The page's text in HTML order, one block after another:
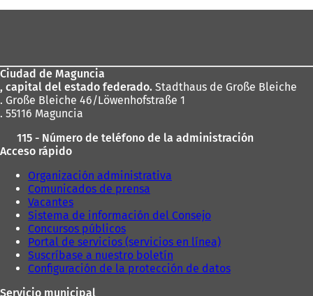
pies
Ciudad de Maguncia
, capital del estado federado. Stadthaus de Große Bleiche
. Große Bleiche 46/Löwenhofstraße 1
. 55116 Maguncia
115 - Número de teléfono de la administración
Acceso rápido
Organización administrativa
Comunicados de prensa
Vacantes
Sistema de información del Consejo
Concursos públicos
Portal de servicios (servicios en línea)
Suscríbase a nuestro boletín
Configuración de la protección de datos
Servicio municipal